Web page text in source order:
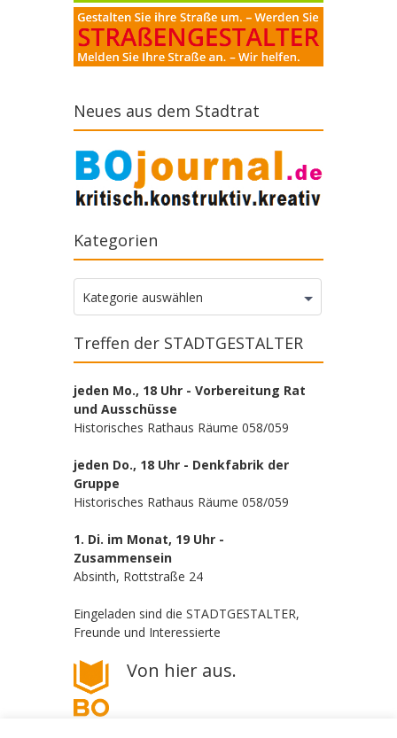
Neues aus dem Stadtrat
Kategorien
Kategorien
Kategorie auswählen
Treffen der STADTGESTALTER
jeden Mo., 18 Uhr - Vorbereitung Rat
und Ausschüsse
Historisches Rathaus Räume 058/059
jeden Do., 18 Uhr - Denkfabrik der
Gruppe
Historisches Rathaus Räume 058/059
1. Di. im Monat, 19 Uhr -
Zusammensein
Absinth, Rottstraße 24
Eingeladen sind die STADTGESTALTER,
Freunde und Interessierte
Von hier aus.